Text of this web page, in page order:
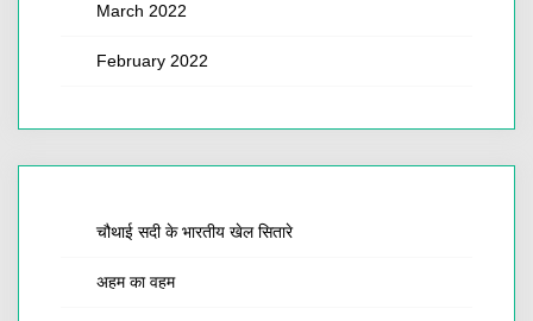
March 2022
February 2022
चौथाई सदी के भारतीय खेल सितारे
अहम का वहम